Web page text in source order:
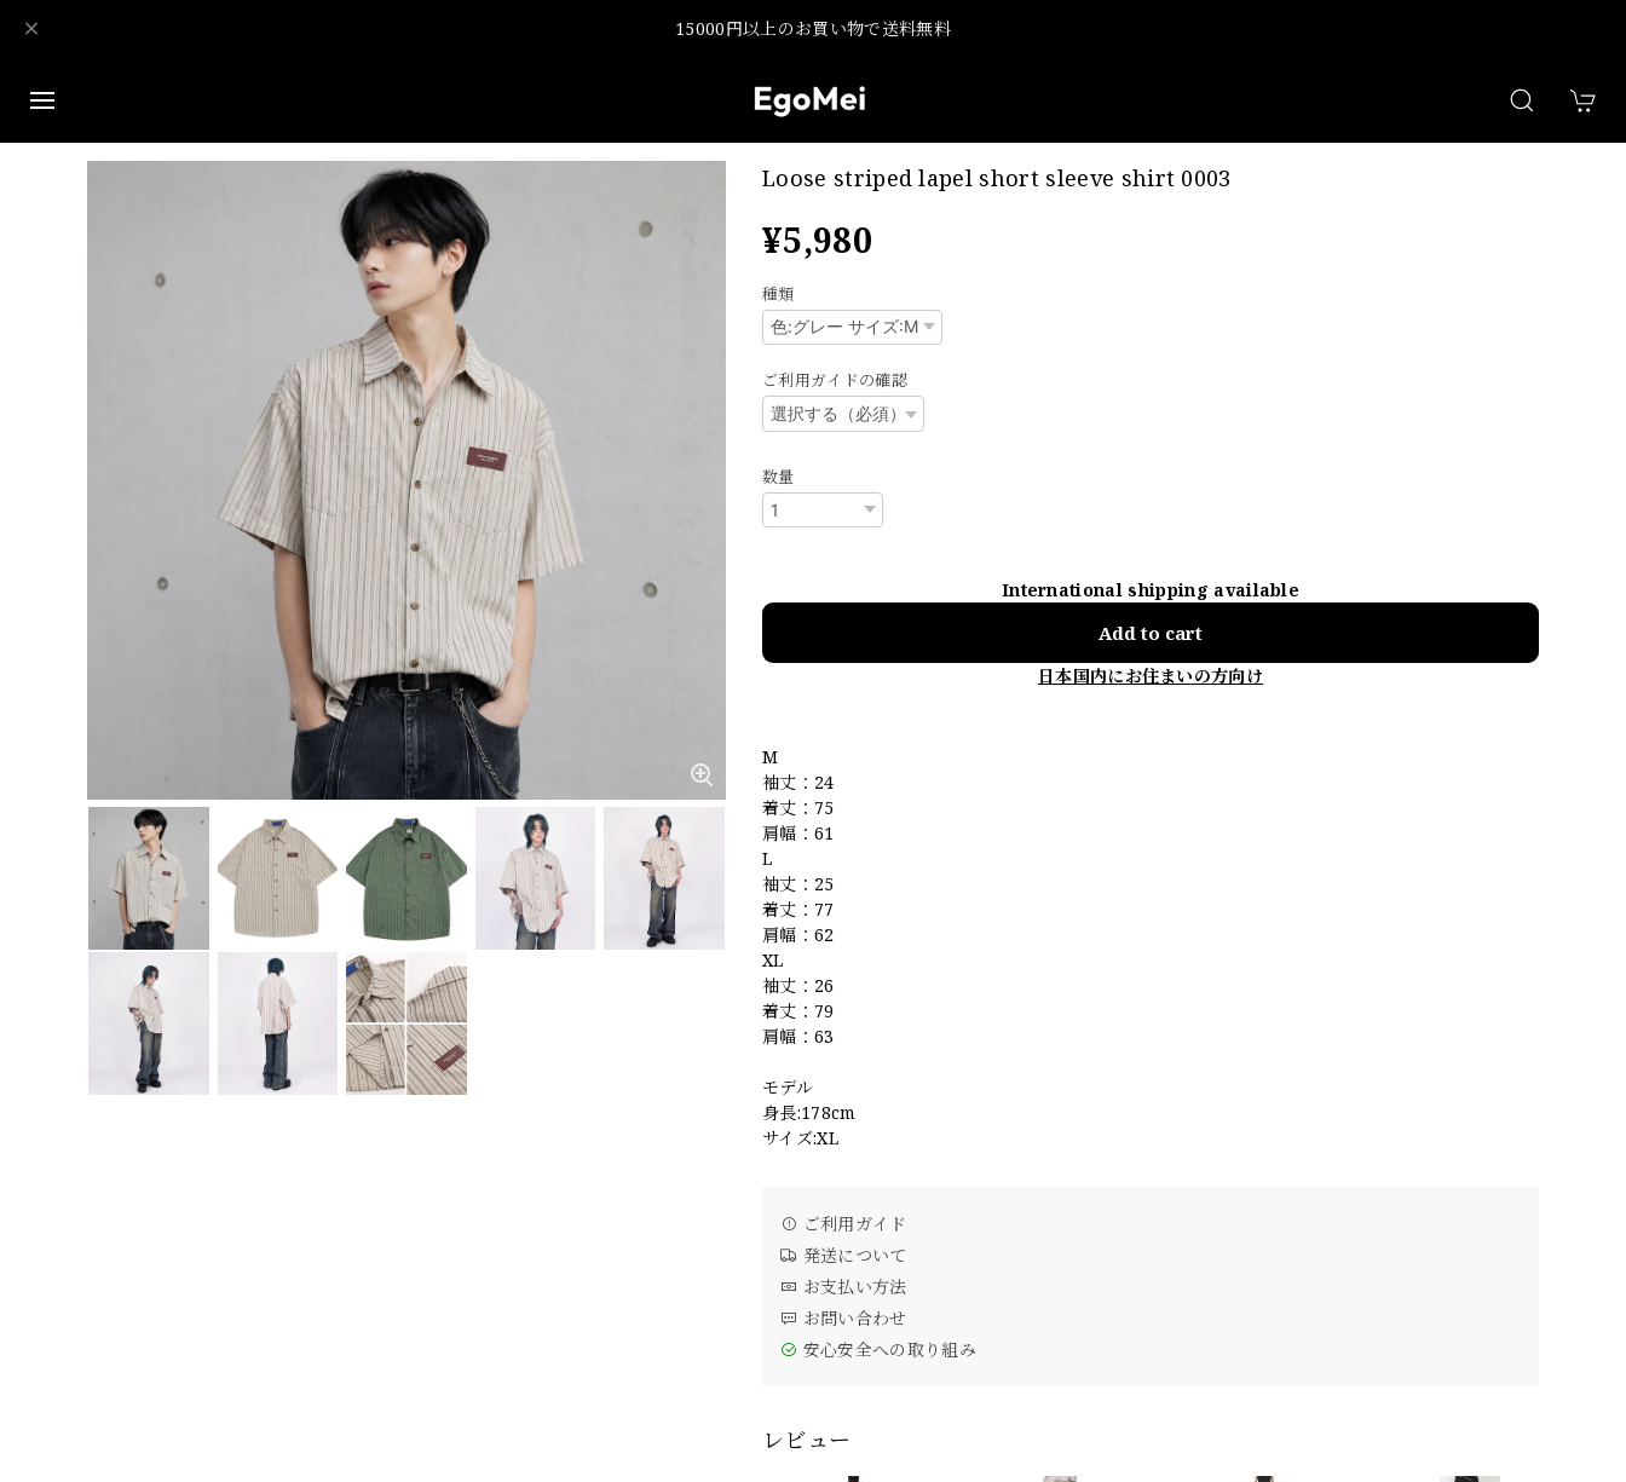
15000円以上のお買い物で送料無料
Loose striped lapel short sleeve shirt 0003
¥5,980
種類
ご利用ガイドの確認
数量
International shipping available
Add to cart
日本国内にお住まいの方向け
M
袖丈：24
着丈：75
肩幅：61
L
袖丈：25
着丈：77
肩幅：62
XL
袖丈：26
着丈：79
肩幅：63
モデル
身長:178cm
サイズ:XL
ご利用ガイド
発送について
お支払い方法
お問い合わせ
安心安全への取り組み
レビュー